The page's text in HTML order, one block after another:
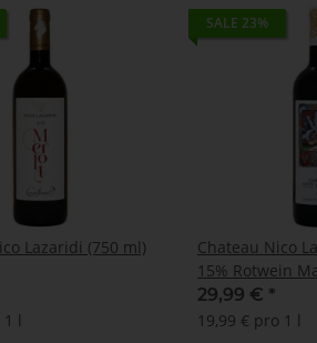
Lazaridi (750 ml)
l
SALE 23%
Chateau Nico
15% Rotwein
29,99 € *
19,99 € pro 1 l